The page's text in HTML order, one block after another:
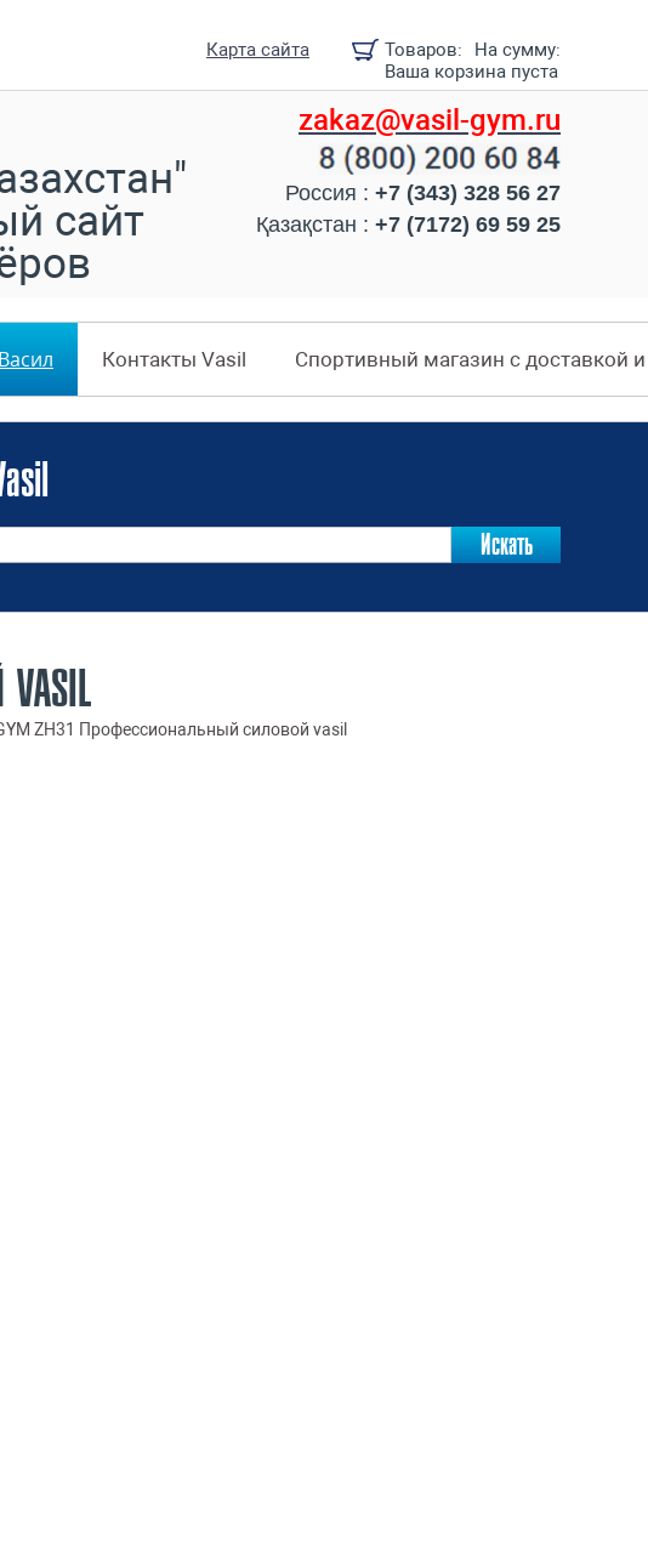
Товаров:
На сумму:
Ваша корзина пуста
Карта сайта
zakaz@vasil-gym.ru
Россия : +7 (343) 328 56 27
Қазақстан : +7 (7172) 69 59 25
сайт
Контакты Vasil Спортивный магазин с доставкой
ZH31 Профессиональный cиловой vasil